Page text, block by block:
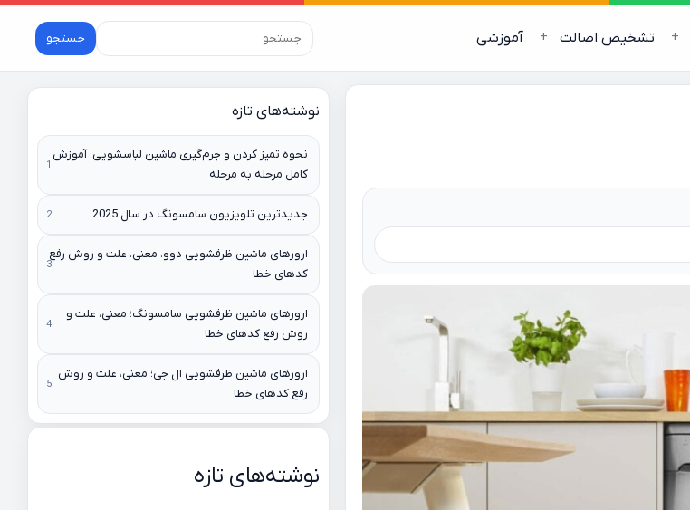
تشخیص اصالت آموزشی جستجو
نوشته‌های تازه
نحوه تمیز کردن و جرم‌گیری ماشین لباسشویی؛ آموزش
کامل مرحله به مرحله
جدیدترین تلویزیون سامسونگ در سال 2025
ارورهای ماشین ظرفشویی دوو، معنی، علت و روش رفع
کدهای خطا
ارورهای ماشین ظرفشویی سامسونگ؛ معنی، علت و
روش رفع کدهای خطا
ارورهای ماشین ظرفشویی ال جی؛ معنی، علت و روش
رفع کدهای خطا
نوشته‌های تازه